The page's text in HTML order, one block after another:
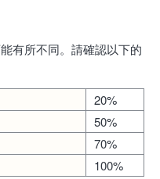
有所不同。請確認以下的
20%
50%
70%
100%